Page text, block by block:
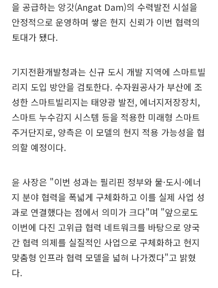
을 공급하는 앙갓(Angat Dam)의 수력발전 시설을
안정적으로 운영하며 쌓은 현지 신뢰가 이번 협력의
토대가 됐다.
기지전환개발청과는 신규 도시 개발 지역에 스마트빌
리지 도입 방안을 검토한다. 수자원공사가 부산에 조
성한 스마트빌리지는 태양광 발전, 에너지저장장치,
스마트 누수감지 시스템 등을 적용한 미래형 스마트
주거단지로, 양측은 이 모델의 현지 적용 가능성을 협
의할 예정이다.
윤 사장은 "이번 성과는 필리핀 정부와 물·도시·에너
지 분야 협력을 폭넓게 구체화하고 이를 실제 사업 성
과로 연결했다는 점에서 의미가 크다"며 "앞으로도
이번에 다진 고위급 협력 네트워크를 바탕으로 양국
간 협력 의제를 실질적인 사업으로 구체화하고 현지
맞춤형 인프라 협력 모델을 넓혀 나가겠다"고 밝혔
다.